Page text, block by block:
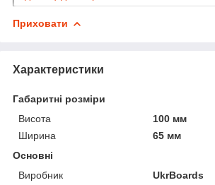
Приховати
Характеристики
Габаритні розміри
Висота
100 мм
Ширина
65 мм
Основні
Виробник
UkrBoards